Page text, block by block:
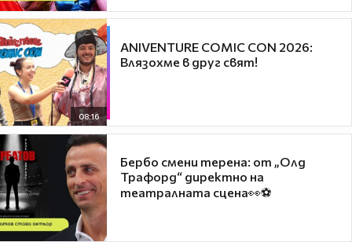
08:16
ANIVENTURE COMIC CON 2026:
Влязохме в друг свят!
Бербо смени терена: от „Олд
Трафорд“ директно на
театралната сцена👀⚽